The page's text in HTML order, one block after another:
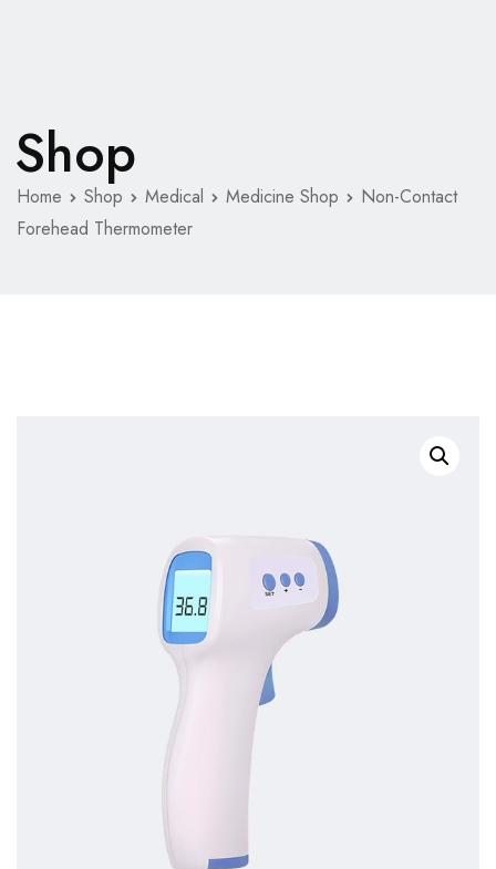
Shop
Home Shop Medical Medicine Shop
Non-Contact
Forehead Thermometer